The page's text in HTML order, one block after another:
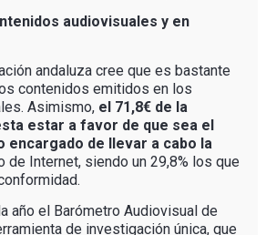
audiovisuales y en
andaluza cree que es bastante
contenidos emitidos en los
Asimismo, el 71,8€ de la
estar a favor de que sea el
encargado de llevar a cabo la
de Internet, siendo un 29,8% los que
año el Barómetro Audiovisual de
de investigación única, que